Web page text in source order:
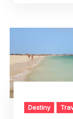
Destiny